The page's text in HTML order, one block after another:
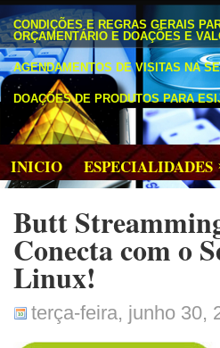
CONDIÇÕES E REGRAS GERAIS
ORÇAMENTÁRIO E DOAÇÕES E
AGENDAMENTOS DE VISITAS NA
DOAÇÕES DE PRODUTOS PARA
INICIO ESPECIALIDADES
Butt
Conecta com o
Linux!
terça-feira, junho 30,